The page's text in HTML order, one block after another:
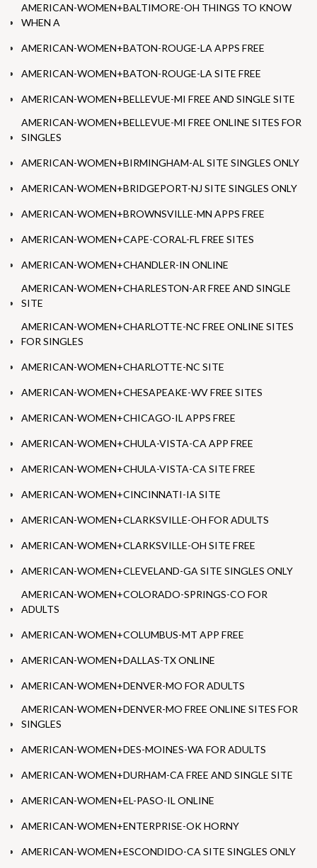
AMERICAN-WOMEN+BALTIMORE-OH THINGS TO KNOW
WHEN A
AMERICAN-WOMEN+BATON-ROUGE-LA APPS FREE
AMERICAN-WOMEN+BATON-ROUGE-LA SITE FREE
AMERICAN-WOMEN+BELLEVUE-MI FREE AND SINGLE SITE
AMERICAN-WOMEN+BELLEVUE-MI FREE ONLINE SITES FOR
SINGLES
AMERICAN-WOMEN+BIRMINGHAM-AL SITE SINGLES ONLY
AMERICAN-WOMEN+BRIDGEPORT-NJ SITE SINGLES ONLY
AMERICAN-WOMEN+BROWNSVILLE-MN APPS FREE
AMERICAN-WOMEN+CAPE-CORAL-FL FREE SITES
AMERICAN-WOMEN+CHANDLER-IN ONLINE
AMERICAN-WOMEN+CHARLESTON-AR FREE AND SINGLE
SITE
AMERICAN-WOMEN+CHARLOTTE-NC FREE ONLINE SITES
FOR SINGLES
AMERICAN-WOMEN+CHARLOTTE-NC SITE
AMERICAN-WOMEN+CHESAPEAKE-WV FREE SITES
AMERICAN-WOMEN+CHICAGO-IL APPS FREE
AMERICAN-WOMEN+CHULA-VISTA-CA APP FREE
AMERICAN-WOMEN+CHULA-VISTA-CA SITE FREE
AMERICAN-WOMEN+CINCINNATI-IA SITE
AMERICAN-WOMEN+CLARKSVILLE-OH FOR ADULTS
AMERICAN-WOMEN+CLARKSVILLE-OH SITE FREE
AMERICAN-WOMEN+CLEVELAND-GA SITE SINGLES ONLY
AMERICAN-WOMEN+COLORADO-SPRINGS-CO FOR
ADULTS
AMERICAN-WOMEN+COLUMBUS-MT APP FREE
AMERICAN-WOMEN+DALLAS-TX ONLINE
AMERICAN-WOMEN+DENVER-MO FOR ADULTS
AMERICAN-WOMEN+DENVER-MO FREE ONLINE SITES FOR
SINGLES
AMERICAN-WOMEN+DES-MOINES-WA FOR ADULTS
AMERICAN-WOMEN+DURHAM-CA FREE AND SINGLE SITE
AMERICAN-WOMEN+EL-PASO-IL ONLINE
AMERICAN-WOMEN+ENTERPRISE-OK HORNY
AMERICAN-WOMEN+ESCONDIDO-CA SITE SINGLES ONLY